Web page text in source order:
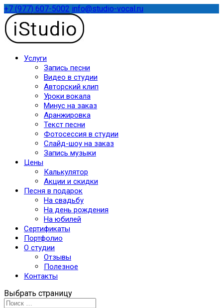
+7 (977) 607-5002 info@studio-vocal.ru
Услуги
Запись песни
Видео в студии
Авторский клип
Уроки вокала
Минус на заказ
Аранжировка
Текст песни
Фотосессия в студии
Слайд-шоу на заказ
Запись музыки
Цены
Калькулятор
Акции и скидки
Песня в подарок
На свадьбу
На день рождения
На юбилей
Сертификаты
Портфолио
О студии
Отзывы
Полезное
Контакты
Выбрать страницу